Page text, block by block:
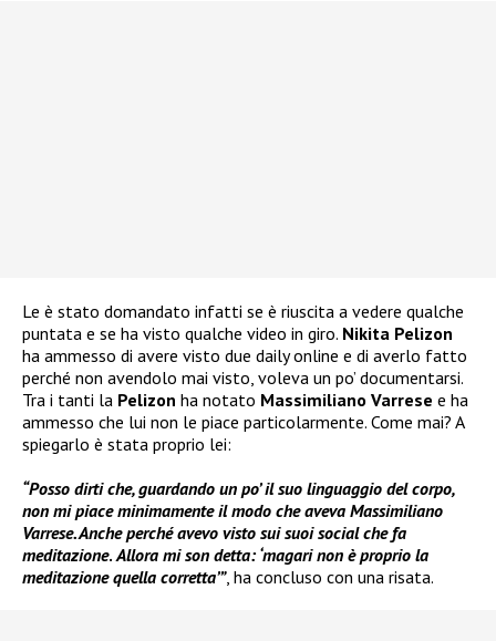
Le è stato domandato infatti se è riuscita a vedere qualche
puntata e se ha visto qualche video in giro. Nikita Pelizon
ha ammesso di avere visto due daily online e di averlo fatto
perché non avendolo mai visto, voleva un po’ documentarsi.
Tra i tanti la Pelizon ha notato Massimiliano Varrese e ha
ammesso che lui non le piace particolarmente. Come mai? A
spiegarlo è stata proprio lei:
“Posso dirti che, guardando un po’ il suo linguaggio del corpo,
non mi piace minimamente il modo che aveva Massimiliano
Varrese. Anche perché avevo visto sui suoi social che fa
meditazione. Allora mi son detta: ‘magari non è proprio la
meditazione quella corretta’”, ha concluso con una risata.